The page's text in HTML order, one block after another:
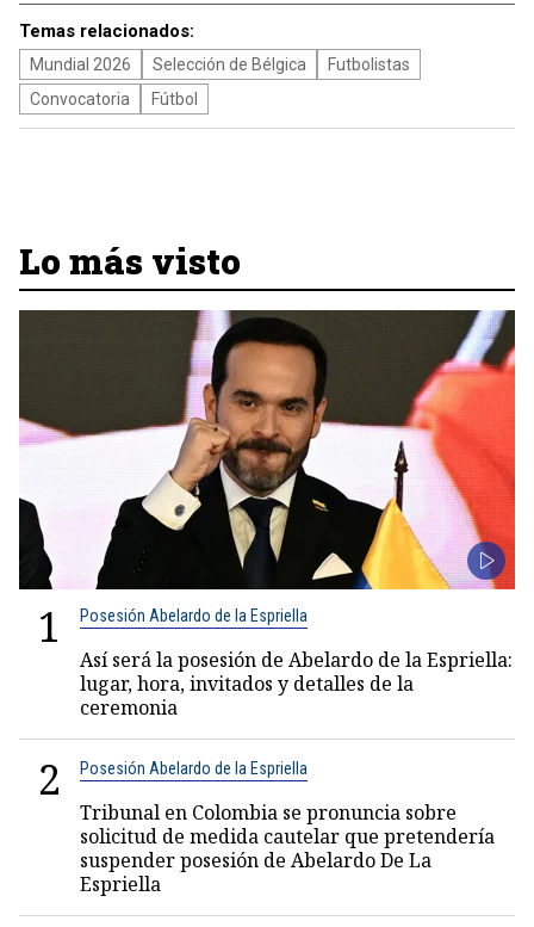
Temas relacionados:
Mundial 2026 Selección de Bélgica
Futbolistas
Convocatoria
Fútbol
Lo más visto
1 Posesión Abelardo de la Espriella
Así será la posesión de Abelardo de la Espriella:
lugar, hora, invitados y detalles de la
ceremonia
2 Posesión Abelardo de la Espriella
Tribunal en Colombia se pronuncia sobre
solicitud de medida cautelar que pretendería
suspender posesión de Abelardo De La
Espriella